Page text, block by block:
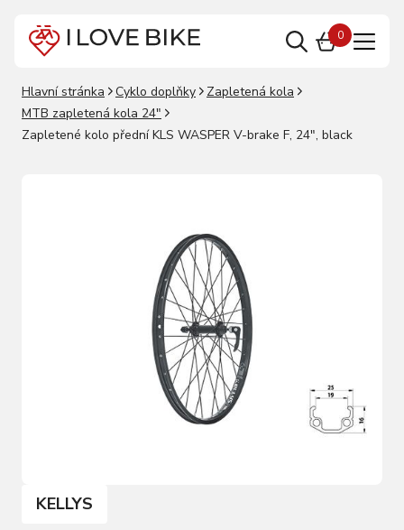
0
Hlavní stránka Cyklo doplňky
Zapletená kola
MTB zapletená kola 24"
Zapletené kolo přední KLS WASPER V-brake F, 24", black
KELLYS